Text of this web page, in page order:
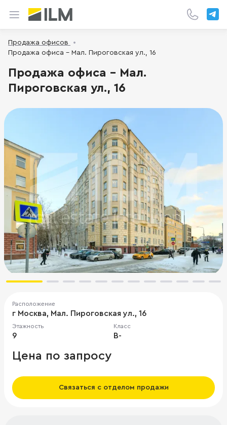
Продажа офисов
Продажа офиса - Мал. Пироговская ул., 16
Продажа офиса - Мал.
Пироговская ул., 16
Расположение
г Москва, Мал. Пироговская ул., 16
Этажность
9
Класс
B-
Цена по запросу
Связаться с отделом продажи